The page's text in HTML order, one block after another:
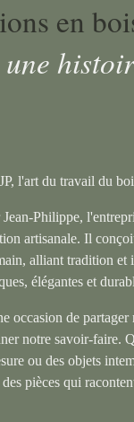
en
une
l'art du travail du
Philippe,
artisanale. Il
alliant tradition et
élégantes et
occasion de partager
notre savoir-faire.
ou des objets
pièces qui